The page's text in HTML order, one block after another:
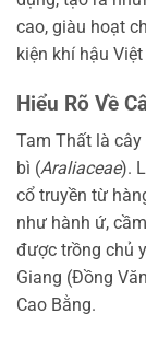
cao, giàu hoạt
kiện khí hậu
Hiểu Rõ Về
Tam Thất là
bì (Araliaceae).
cổ truyền từ
như hành ứ,
được trồng chủ
Giang (Đồng
Cao Bằng.